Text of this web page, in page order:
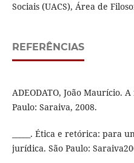
Sociais (UACS), Área de
REFERÊNCIAS
ADEODATO, João Maurício.
Paulo: Saraiva, 2008.
_____. Ética e retórica: para
jurídica. São Paulo: